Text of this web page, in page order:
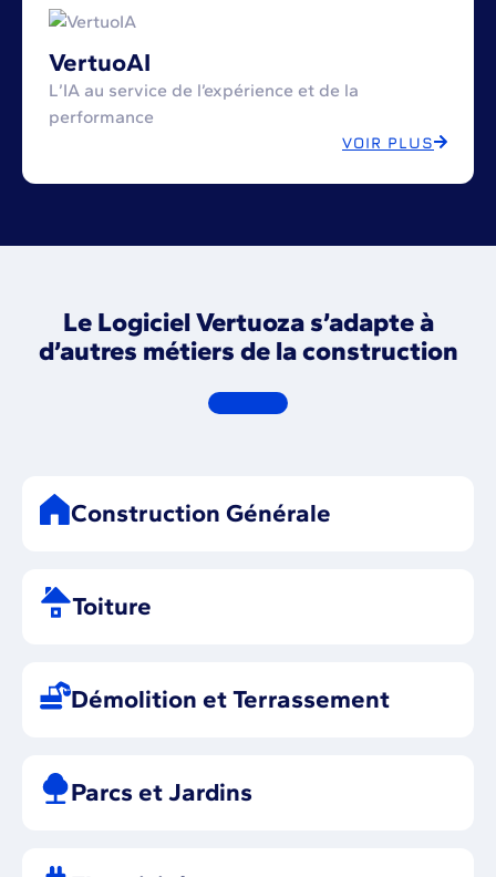
VertuoAI
L’IA au service de l’expérience et de la
performance
VOIR PLUS
Le Logiciel Vertuoza s’adapte à
d’autres métiers de la construction
Construction Générale
Toiture
Démolition et Terrassement
Parcs et Jardins